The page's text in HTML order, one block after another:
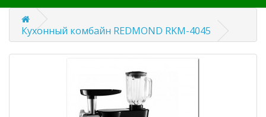
Кухонный комбайн REDMOND RKM-4045